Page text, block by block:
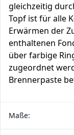
gleichzeitig
Topf ist für alle
Erwärmen der
enthaltenen
über farbige
zugeordnet
Brennerpaste
Maße: